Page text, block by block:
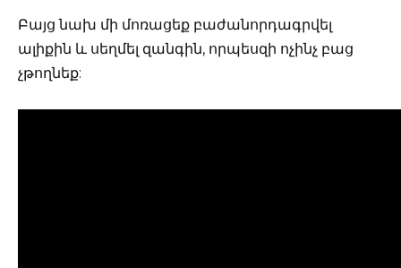
Բայց նախ մի մոռացեք բաժանորդագրվել
ալիքին և սեղմել զանգին, որպեսզի ոչինչ բաց
չթողնեք: